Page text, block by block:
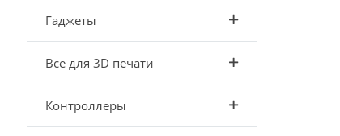
Гаджеты
Все для 3D печати
Контроллеры